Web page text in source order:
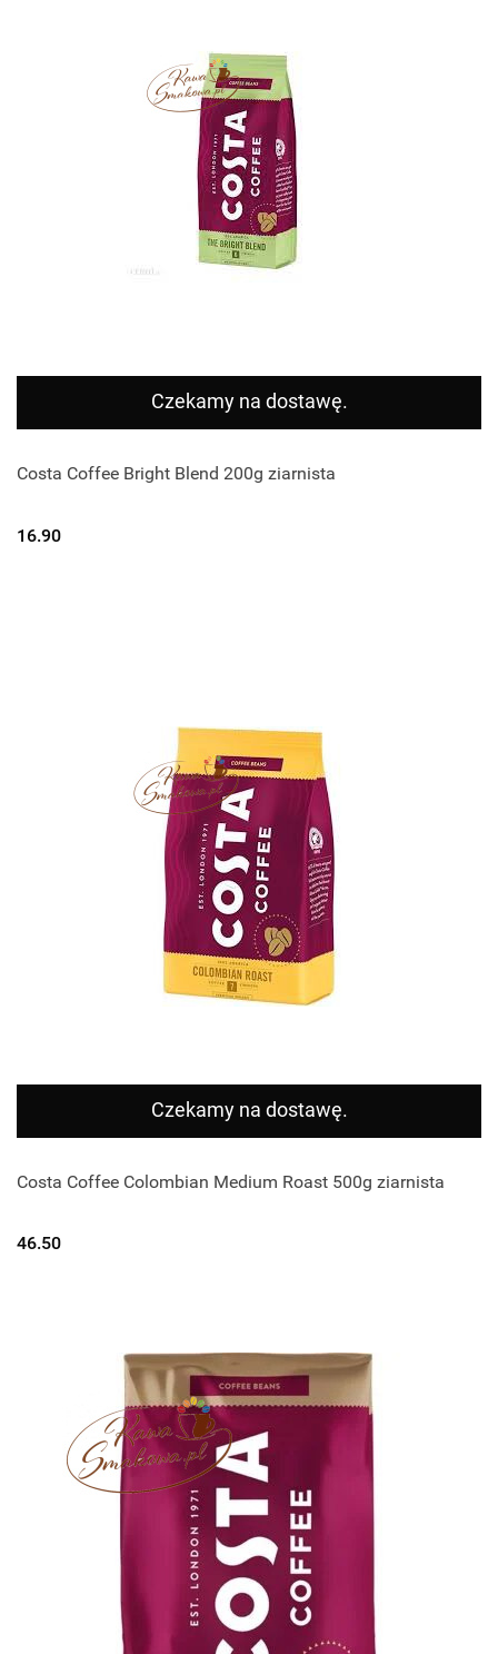
Czekamy na dostawę.
Costa Coffee Bright Blend 200g ziarnista
16.90
Czekamy na dostawę.
Costa Coffee Colombian Medium Roast 500g ziarnista
46.50